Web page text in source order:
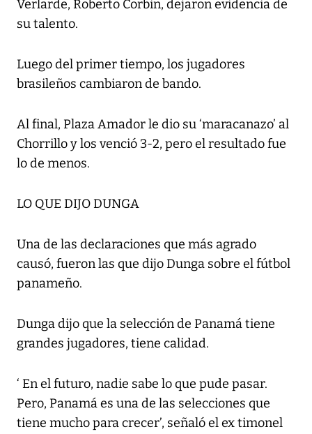
Verlarde, Roberto Corbin, dejaron evidencia de
su talento.
Luego del primer tiempo, los jugadores
brasileños cambiaron de bando.
Al final, Plaza Amador le dio su ‘maracanazo’ al
Chorrillo y los venció 3-2, pero el resultado fue
lo de menos.
LO QUE DIJO DUNGA
Una de las declaraciones que más agrado
causó, fueron las que dijo Dunga sobre el fútbol
panameño.
Dunga dijo que la selección de Panamá tiene
grandes jugadores, tiene calidad.
‘ En el futuro, nadie sabe lo que pude pasar.
Pero, Panamá es una de las selecciones que
tiene mucho para crecer’, señaló el ex timonel